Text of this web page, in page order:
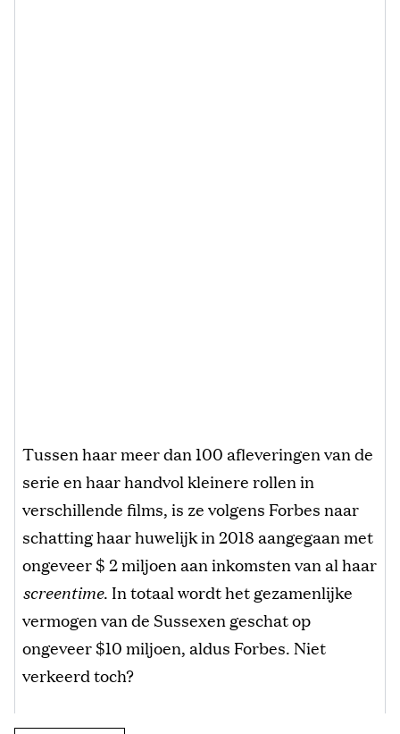
Tussen haar meer dan 100 afleveringen van de
serie en haar handvol kleinere rollen in
verschillende films, is ze volgens Forbes naar
schatting haar huwelijk in 2018 aangegaan met
ongeveer $ 2 miljoen aan inkomsten van al haar
screentime. In totaal wordt het gezamenlijke
vermogen van de Sussexen geschat op
ongeveer $10 miljoen, aldus Forbes. Niet
verkeerd toch?